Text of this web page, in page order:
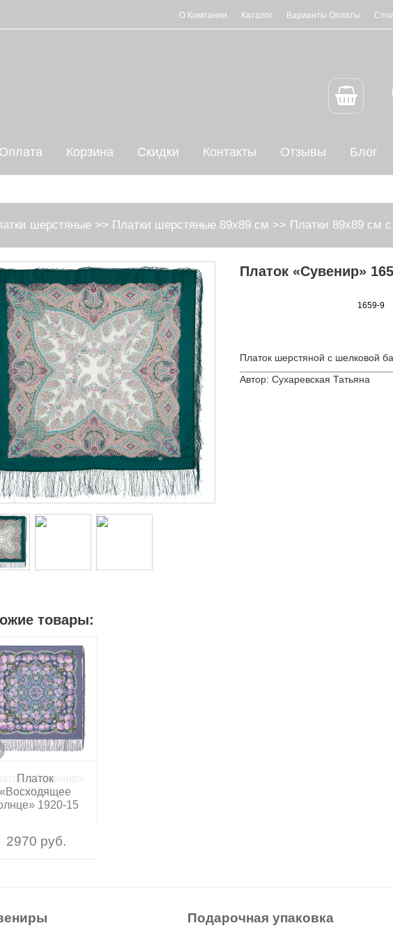
О Компании Каталог Варианты Оплаты
Оплата Корзина Скидки Контакты Отзывы Блог
шерстяные>> Платки шерстяные 89х89 см >> Платки 89х89 см
Платок «Сувенир»
1659-9
Платок шерстяной с шелковой
Автор: Сухаревская Татьяна
товары:
Платок
«Восходящее
1920-15
2970 руб.
«Сувенир»
1659-2
2970 руб.
Подарочная упаковка